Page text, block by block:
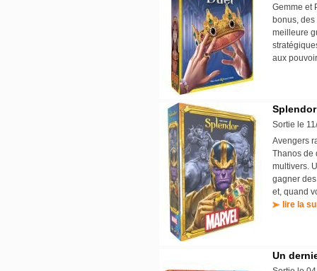
Gemme et
bonus,
meilleure
aux
Sortie le
Avengers
Thanos de
multivers.
gagner
et, quand
lire la
Un